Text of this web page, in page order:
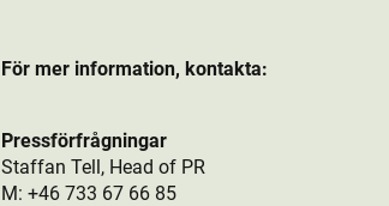
För mer information, kontakta:
Pressförfrågningar
Staffan Tell, Head of PR
M: +46 733 67 66 85